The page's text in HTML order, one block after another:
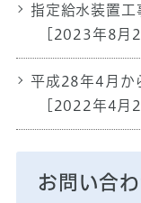
指定給水装置工
[2023年8月
平成28年4月か
[2022年4月
お問い合